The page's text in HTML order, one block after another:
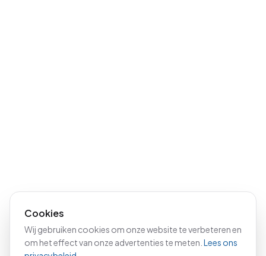
Cookies
Wij gebruiken cookies om onze website te verbeteren en
om het effect van onze advertenties te meten. Lees ons